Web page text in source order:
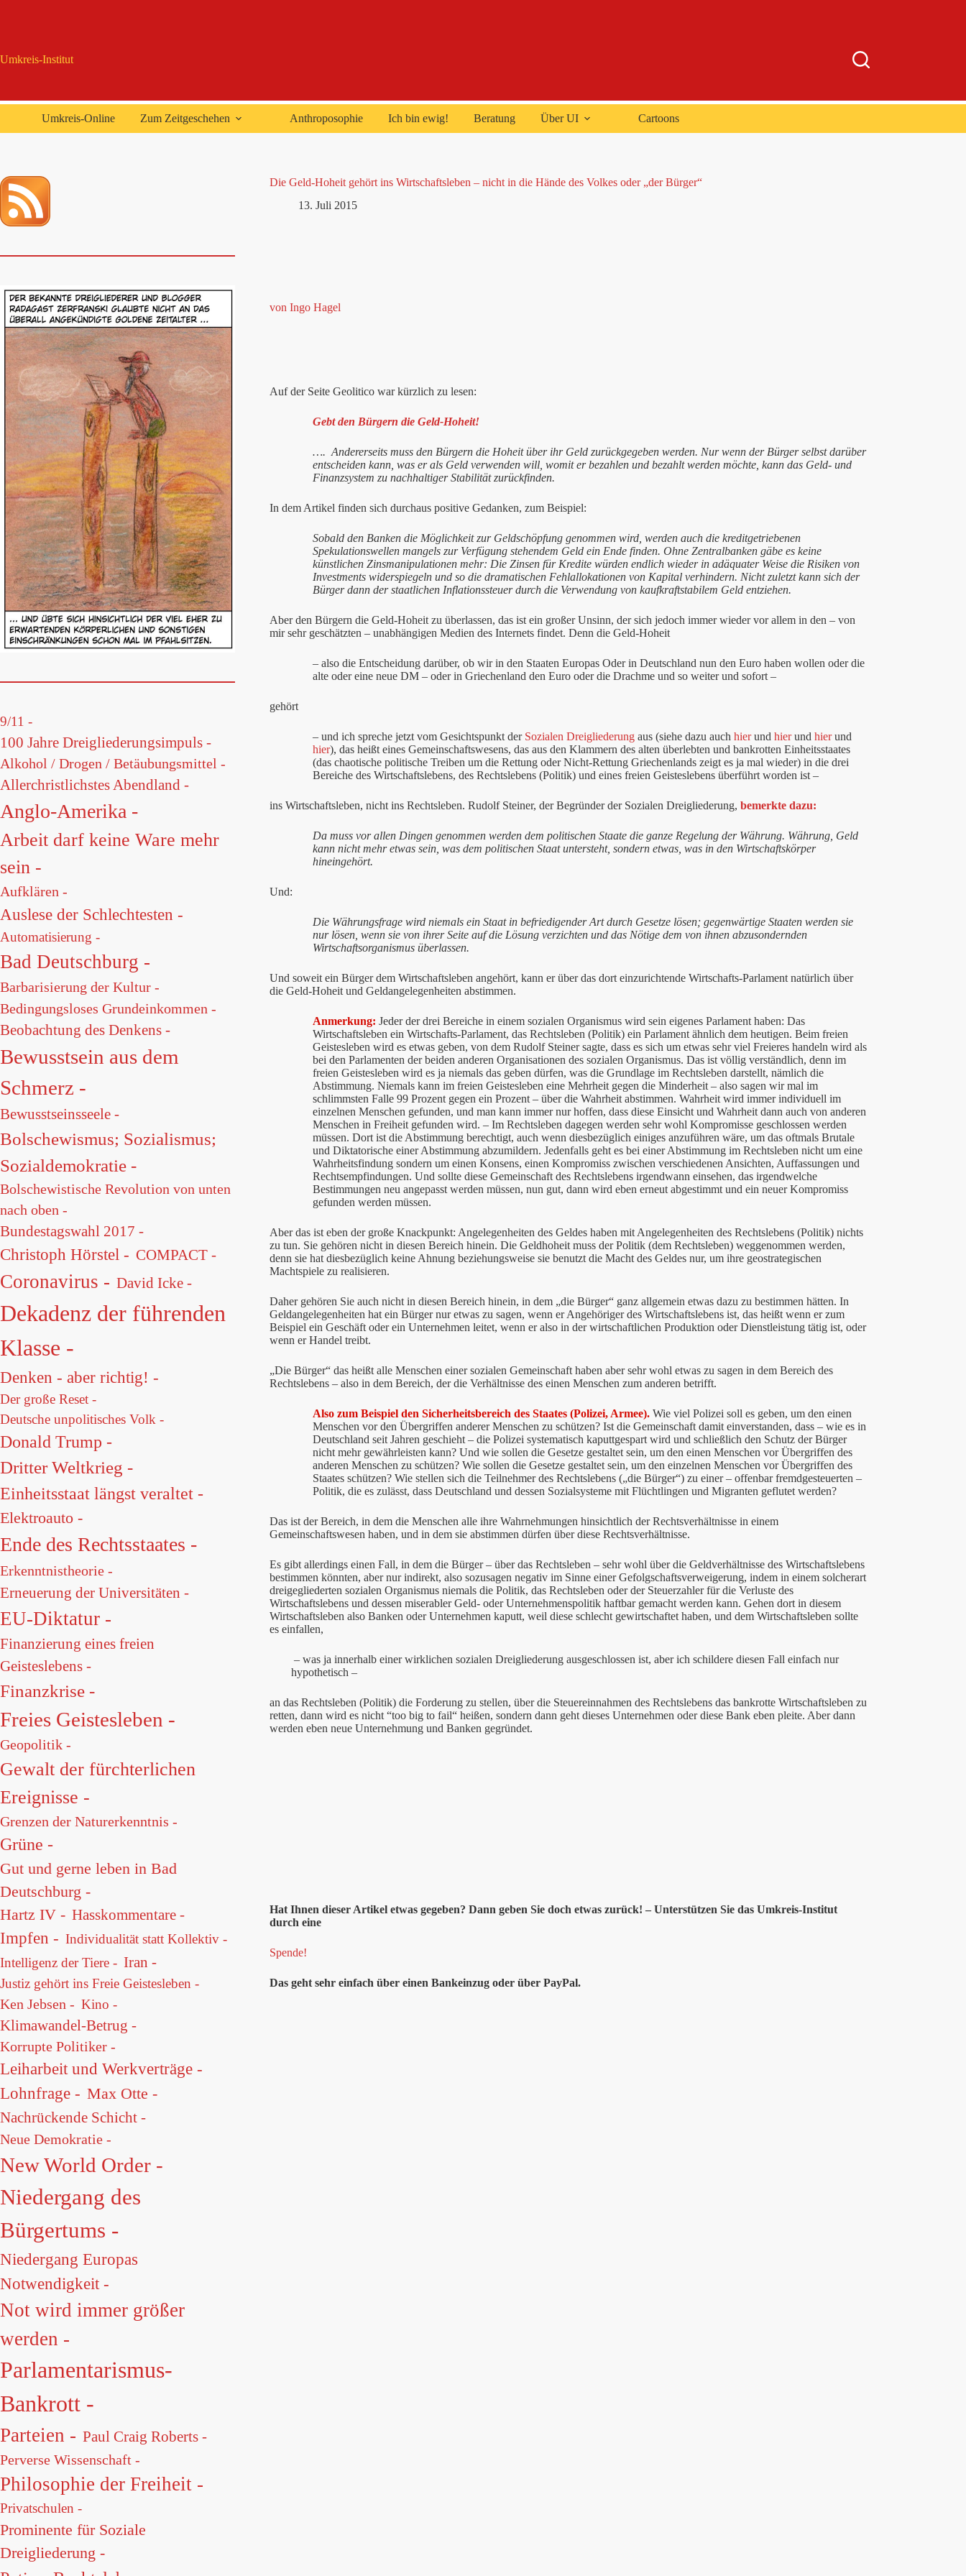
Umkreis-Institut
Umkreis-Online Zum Zeitgeschehen Anthroposophie Ich bin ewig! Beratung Über UI Cartoons
Die Geld-Hoheit gehört ins Wirtschaftsleben – nicht in die Hände des Volkes oder „der Bürger“
13. Juli 2015
von Ingo Hagel
Auf der Seite Geolitico war kürzlich zu lesen:
Gebt den Bürgern die Geld-Hoheit!
…. Andererseits muss den Bürgern die Hoheit über ihr Geld zurückgegeben werden. Nur wenn der Bürger selbst darüber
entscheiden kann, was er als Geld verwenden will, womit er bezahlen und bezahlt werden möchte, kann das Geld- und
Finanzsystem zu nachhaltiger Stabilität zurückfinden.
In dem Artikel finden sich durchaus positive Gedanken, zum Beispiel:
Sobald den Banken die Möglichkeit zur Geldschöpfung genommen wird, werden auch die kreditgetriebenen
Spekulationswellen mangels zur Verfügung stehendem Geld ein Ende finden. Ohne Zentralbanken gäbe es keine
künstlichen Zinsmanipulationen mehr: Die Zinsen für Kredite würden endlich wieder in adäquater Weise die Risiken von
Investments widerspiegeln und so die dramatischen Fehlallokationen von Kapital verhindern. Nicht zuletzt kann sich der
Bürger dann der staatlichen Inflationssteuer durch die Verwendung von kaufkraftstabilem Geld entziehen.
Aber den Bürgern die Geld-Hoheit zu überlassen, das ist ein großer Unsinn, der sich jedoch immer wieder vor allem in den – von
mir sehr geschätzten – unabhängigen Medien des Internets findet. Denn die Geld-Hoheit
– also die Entscheidung darüber, ob wir in den Staaten Europas Oder in Deutschland nun den Euro haben wollen oder die
alte oder eine neue DM – oder in Griechenland den Euro oder die Drachme und so weiter und sofort –
gehört
– und ich spreche jetzt vom Gesichtspunkt der Sozialen Dreigliederungaus (siehe dazu auch hierund hierund hierund
hier), das heißt eines Gemeinschaftswesens, das aus den Klammern des alten überlebten und bankrotten Einheitsstaates
(das chaotische politische Treiben um die Rettung oder Nicht-Rettung Griechenlands zeigt es ja mal wieder) in die drei
Bereiche des Wirtschaftslebens, des Rechtslebens (Politik) und eines freien Geisteslebens überführt worden ist –
ins Wirtschaftsleben, nicht ins Rechtsleben. Rudolf Steiner, der Begründer der Sozialen Dreigliederung, bemerkte dazu:
Da muss vor allen Dingen genommen werden dem politischen Staate die ganze Regelung der Währung. Währung, Geld
kann nicht mehr etwas sein, was dem politischen Staat untersteht, sondern etwas, was in den Wirtschaftskörper
hineingehört.
Und:
Die Währungsfrage wird niemals ein Staat in befriedigender Art durch Gesetze lösen; gegenwärtige Staaten werden sie
nur lösen, wenn sie von ihrer Seite auf die Lösung verzichten und das Nötige dem von ihnen abzusondernden
Wirtschaftsorganismus überlassen.
Und soweit ein Bürger dem Wirtschaftsleben angehört, kann er über das dort einzurichtende Wirtschafts-Parlament natürlich über
die Geld-Hoheit und Geldangelegenheiten abstimmen.
Anmerkung: Jeder der drei Bereiche in einem sozialen Organismus wird sein eigenes Parlament haben: Das
Wirtschaftsleben ein Wirtschafts-Parlament, das Rechtsleben (Politik) ein Parlament ähnlich dem heutigen. Beim freien
Geistesleben wird es etwas geben, von dem Rudolf Steiner sagte, dass es sich um etwas sehr viel Freieres handeln wird als
bei den Parlamenten der beiden anderen Organisationen des sozialen Organismus. Das ist völlig verständlich, denn im
freien Geistesleben wird es ja niemals das geben dürfen, was die Grundlage im Rechtsleben darstellt, nämlich die
Abstimmung. Niemals kann im freien Geistesleben eine Mehrheit gegen die Minderheit – also sagen wir mal im
schlimmsten Falle 99 Prozent gegen ein Prozent – über die Wahrheit abstimmen. Wahrheit wird immer individuell im
einzelnen Menschen gefunden, und man kann immer nur hoffen, dass diese Einsicht und Wahrheit dann auch von anderen
Menschen in Freiheit gefunden wird. – Im Rechtsleben dagegen werden sehr wohl Kompromisse geschlossen werden
müssen. Dort ist die Abstimmung berechtigt, auch wenn diesbezüglich einiges anzuführen wäre, um das oftmals Brutale
und Diktatorische einer Abstimmung abzumildern. Jedenfalls geht es bei einer Abstimmung im Rechtsleben nicht um eine
Wahrheitsfindung sondern um einen Konsens, einen Kompromiss zwischen verschiedenen Ansichten, Auffassungen und
Rechtsempfindungen. Und sollte diese Gemeinschaft des Rechtslebens irgendwann einsehen, das irgendwelche
Bestimmungen neu angepasst werden müssen, nun gut, dann wird eben erneut abgestimmt und ein neuer Kompromiss
gefunden werden müssen.
Aber das ist eben der große Knackpunkt: Angelegenheiten des Geldes haben mit Angelegenheiten des Rechtslebens (Politik) nichts
zu tun. Sie gehören nicht in diesen Bereich hinein. Die Geldhoheit muss der Politik (dem Rechtsleben) weggenommen werden,
denn sie hat diesbezüglich keine Ahnung beziehungsweise sie benutzt die Macht des Geldes nur, um ihre geostrategischen
Machtspiele zu realisieren.
Daher gehören Sie auch nicht in diesen Bereich hinein, in dem „die Bürger“ ganz allgemein etwas dazu zu bestimmen hätten. In
Geldangelegenheiten hat ein Bürger nur etwas zu sagen, wenn er Angehöriger des Wirtschaftslebens ist, das heißt wenn er zum
Beispiel ein Geschäft oder ein Unternehmen leitet, wenn er also in der wirtschaftlichen Produktion oder Dienstleistung tätig ist, oder
wenn er Handel treibt.
„Die Bürger“ das heißt alle Menschen einer sozialen Gemeinschaft haben aber sehr wohl etwas zu sagen in dem Bereich des
Rechtslebens – also in dem Bereich, der die Verhältnisse des einen Menschen zum anderen betrifft.
Also zum Beispiel den Sicherheitsbereich des Staates (Polizei, Armee). Wie viel Polizei soll es geben, um den einen
Menschen vor den Übergriffen anderer Menschen zu schützen? Ist die Gemeinschaft damit einverstanden, dass – wie es in
Deutschland seit Jahren geschieht – die Polizei systematisch kaputtgespart wird und schließlich den Schutz der Bürger
nicht mehr gewährleisten kann? Und wie sollen die Gesetze gestaltet sein, um den einen Menschen vor Übergriffen des
anderen Menschen zu schützen? Wie sollen die Gesetze gestaltet sein, um den einzelnen Menschen vor Übergriffen des
Staates schützen? Wie stellen sich die Teilnehmer des Rechtslebens („die Bürger“) zu einer – offenbar fremdgesteuerten –
Politik, die es zulässt, dass Deutschland und dessen Sozialsysteme mit Flüchtlingen und Migranten geflutet werden?
Das ist der Bereich, in dem die Menschen alle ihre Wahrnehmungen hinsichtlich der Rechtsverhältnisse in einem
Gemeinschaftswesen haben, und in dem sie abstimmen dürfen über diese Rechtsverhältnisse.
Es gibt allerdings einen Fall, in dem die Bürger – über das Rechtsleben – sehr wohl über die Geldverhältnisse des Wirtschaftslebens
bestimmen könnten, aber nur indirekt, also sozusagen negativ im Sinne einer Gefolgschaftsverweigerung, indem in einem solcherart
dreigegliederten sozialen Organismus niemals die Politik, das Rechtsleben oder der Steuerzahler für die Verluste des
Wirtschaftslebens und dessen miserabler Geld- oder Unternehmenspolitik haftbar gemacht werden kann. Gehen dort in diesem
Wirtschaftsleben also Banken oder Unternehmen kaputt, weil diese schlecht gewirtschaftet haben, und dem Wirtschaftsleben sollte
es einfallen,
– was ja innerhalb einer wirklichen sozialen Dreigliederung ausgeschlossen ist, aber ich schildere diesen Fall einfach nur
hypothetisch –
an das Rechtsleben (Politik) die Forderung zu stellen, über die Steuereinnahmen des Rechtslebens das bankrotte Wirtschaftsleben zu
retten, dann wird es nicht “too big to fail“ heißen, sondern dann geht dieses Unternehmen oder diese Bank eben pleite. Aber dann
werden eben neue Unternehmung und Banken gegründet.
Hat Ihnen dieser Artikel etwas gegeben? Dann geben Sie doch etwas zurück! – Unterstützen Sie das Umkreis-Institut
durch eine
Spende!
Das geht sehr einfach über einen Bankeinzug oder über PayPal.
9/11 -
100 Jahre Dreigliederungsimpuls -
Alkohol / Drogen / Betäubungsmittel -
Allerchristlichstes Abendland -
Anglo-Amerika -
Arbeit darf keine Ware mehr
sein -
Aufklären -
Auslese der Schlechtesten -
Automatisierung -
Bad Deutschburg -
Barbarisierung der Kultur -
Bedingungsloses Grundeinkommen -
Beobachtung des Denkens -
Bewusstsein aus dem
Schmerz -
Bewusstseinsseele -
Bolschewismus; Sozialismus;
Sozialdemokratie -
Bolschewistische Revolution von unten
nach oben -
Bundestagswahl 2017 -
Christoph Hörstel - COMPACT -
Coronavirus - David Icke -
Dekadenz der führenden
Klasse -
Denken - aber richtig! -
Der große Reset -
Deutsche unpolitisches Volk -
Donald Trump -
Dritter Weltkrieg -
Einheitsstaat längst veraltet -
Elektroauto -
Ende des Rechtsstaates -
Erkenntnistheorie -
Erneuerung der Universitäten -
EU-Diktatur -
Finanzierung eines freien
Geisteslebens -
Finanzkrise -
Freies Geistesleben -
Geopolitik -
Gewalt der fürchterlichen
Ereignisse -
Grenzen der Naturerkenntnis -
Grüne -
Gut und gerne leben in Bad
Deutschburg -
Hartz IV - Hasskommentare -
Impfen - Individualität statt Kollektiv -
Intelligenz der Tiere - Iran -
Justiz gehört ins Freie Geistesleben -
Ken Jebsen - Kino -
Klimawandel-Betrug -
Korrupte Politiker -
Leiharbeit und Werkverträge -
Lohnfrage - Max Otte -
Nachrückende Schicht -
Neue Demokratie -
New World Order -
Niedergang des
Bürgertums -
Niedergang Europas
Notwendigkeit -
Not wird immer größer
werden -
Parlamentarismus-
Bankrott -
Parteien - Paul Craig Roberts -
Perverse Wissenschaft -
Philosophie der Freiheit -
Privatschulen -
Prominente für Soziale
Dreigliederung -